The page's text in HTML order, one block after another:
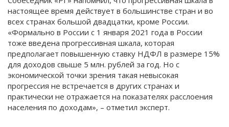
настоящее время действует в большинстве стран и во
всех странах большой двадцатки, кроме России.
«Формально в России с 1 января 2021 года в России
тоже введена прогрессивная шкала, которая
предполагает повышенную ставку НДФЛ в размере 15%
для доходов свыше 5 млн. рублей за год. Но с
экономической точки зрения такая невысокая
прогрессия не встречается в других странах и
практически не отражается на показателях расслоения
населения по доходам», – отметил эксперт.